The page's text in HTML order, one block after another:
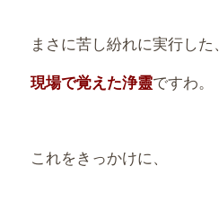
まさに苦し紛れに実行した、
現場で覚えた浄靈ですわ。
これをきっかけに、